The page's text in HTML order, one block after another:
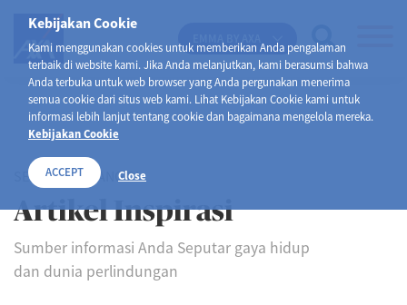
Kebijakan Cookie
Kami menggunakan cookies untuk memberikan Anda pengalaman
terbaik di website kami. Jika Anda melanjutkan, kami berasumsi bahwa
Anda terbuka untuk web browser yang Anda pergunakan menerima
semua cookie dari situs web kami. Lihat Kebijakan Cookie kami untuk
informasi lebih lanjut tentang cookie dan bagaimana mengelola mereka.
Kebijakan Cookie
ACCEPT Close
SELAMAT DATANG DI
Artikel Inspirasi
Sumber informasi Anda Seputar gaya hidup
dan dunia perlindungan